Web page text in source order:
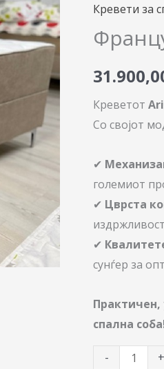
Кревети за
Креветот
Со својот
✔
големиот
✔ Цврста
✔
сунѓер за
Практичен,
спална
-
Ариа
количина
+